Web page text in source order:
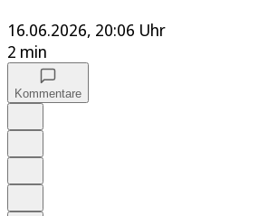
16.06.2026, 20:06 Uhr
2 min
Kommentare